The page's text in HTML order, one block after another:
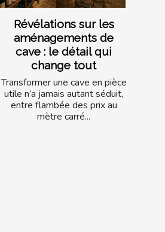
Révélations sur les
aménagements de
cave : le détail qui
change tout
Transformer une cave en pièce
utile n’a jamais autant séduit,
entre flambée des prix au
mètre carré...